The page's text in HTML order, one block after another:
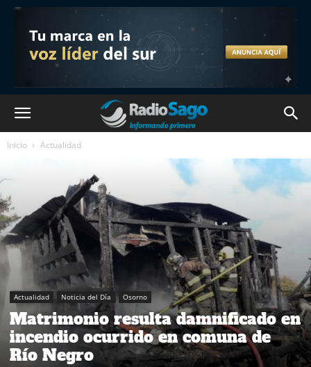
Inicio Actualidad
Actualidad Noticia del Día Osorno
Matrimonio resulta damnificado en
incendio ocurrido en comuna de
Río Negro